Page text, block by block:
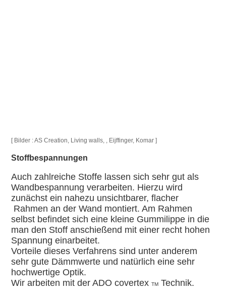
[ Bilder : AS Creation, Living walls, , Eijffinger, Komar ]
Stoffbespannungen
Auch zahlreiche Stoffe lassen sich sehr gut als
Wandbespannung verarbeiten. Hierzu wird
zunächst ein nahezu unsichtbarer, flacher
Rahmen an der Wand montiert. Am Rahmen
selbst befindet sich eine kleine Gummilippe in die
man den Stoff anschießend mit einer recht hohen
Spannung einarbeitet.
Vorteile dieses Verfahrens sind unter anderem
sehr gute Dämmwerte und natürlich eine sehr
hochwertige Optik.
Wir arbeiten mit der ADO covertexTM Technik.